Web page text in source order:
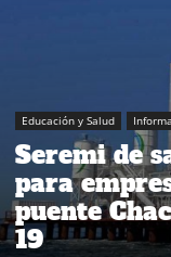
Educación y Salud
Seremi de
para
puente
19